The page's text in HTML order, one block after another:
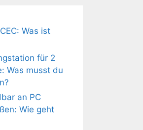
Was ist
für 2
Was musst du
an PC
Wie geht